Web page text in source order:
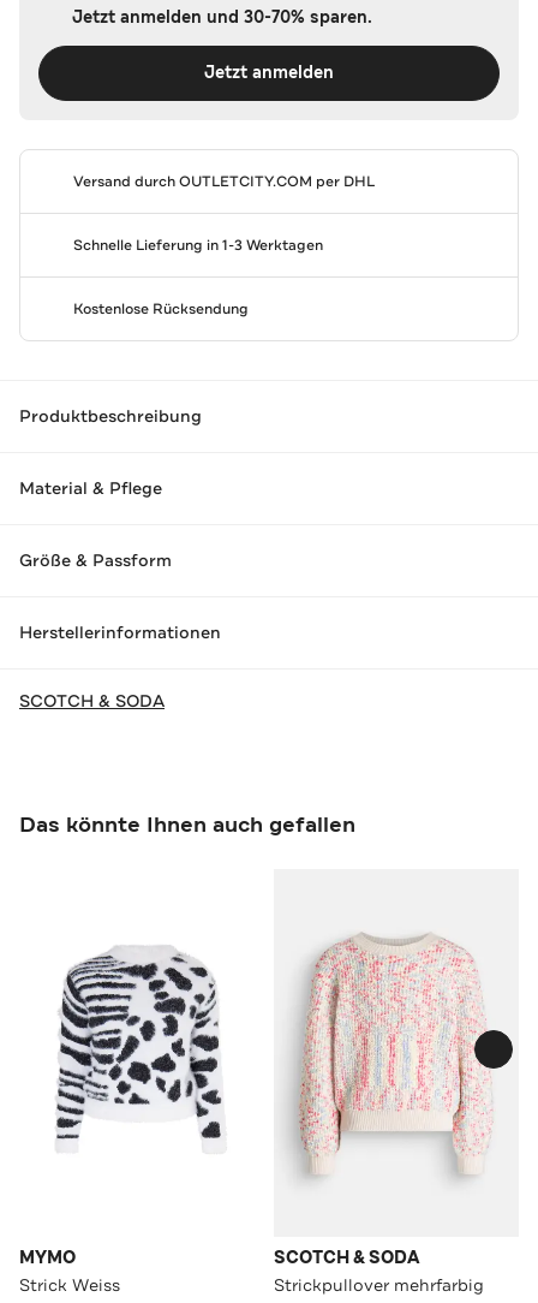
Jetzt anmelden und 30-70% sparen.
Jetzt anmelden
Versand durchOUTLETCITY.COM per DHL
Schnelle Lieferung in 1-3 Werktagen
Kostenlose Rücksendung
Produktbeschreibung
Material & Pflege
Größe & Passform
Herstellerinformationen
SCOTCH & SODA
Das könnte Ihnen auch gefallen
MYMO
Strick Weiss
SCOTCH & SODA
Strickpullover mehrfarbig